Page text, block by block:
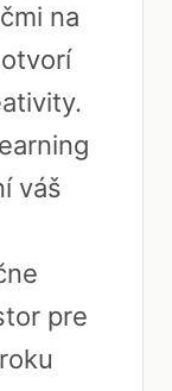
na
váš
pre